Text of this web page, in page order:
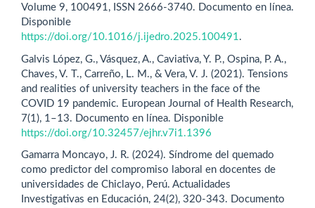
Volume 9, 100491, ISSN 2666-3740. Documento en línea.
Disponible
https://doi.org/10.1016/j.ijedro.2025.100491.
Galvis López, G., Vásquez, A., Caviativa, Y. P., Ospina, P. A.,
Chaves, V. T., Carreño, L. M., & Vera, V. J. (2021). Tensions
and realities of university teachers in the face of the
COVID 19 pandemic. European Journal of Health Research,
7(1), 1–13. Documento en línea. Disponible
https://doi.org/10.32457/ejhr.v7i1.1396
Gamarra Moncayo, J. R. (2024). Síndrome del quemado
como predictor del compromiso laboral en docentes de
universidades de Chiclayo, Perú. Actualidades
Investigativas en Educación, 24(2), 320-343. Documento